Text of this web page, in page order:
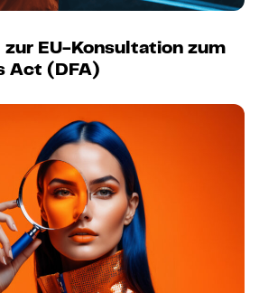
zur EU-Konsultation zum
Act (DFA)